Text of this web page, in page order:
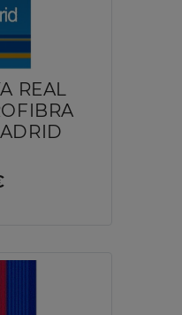
REAL